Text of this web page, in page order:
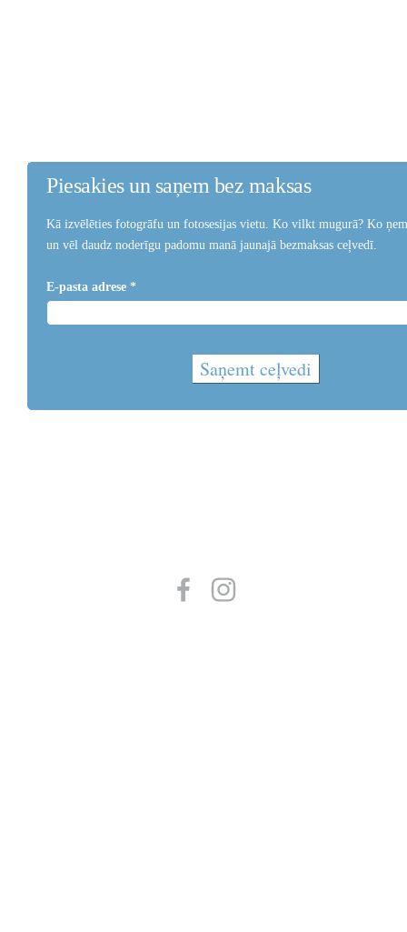
Piesakies un saņem bez maksas
Kā izvēlēties fotogrāfu un fotosesijas vietu. Ko vilkt mugurā? Ko
un vēl daudz noderīgu padomu manā jaunajā bezmaksas ceļvedī.
E-pasta adrese *
Saņemt ceļvedi